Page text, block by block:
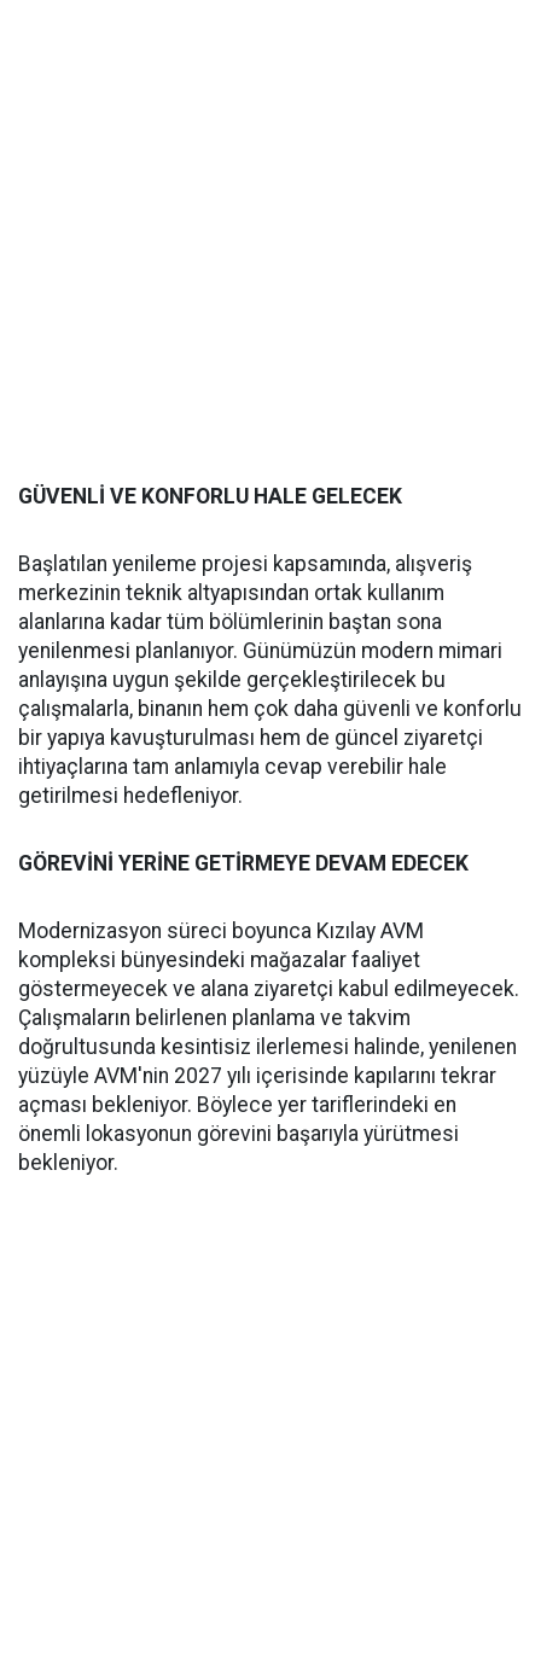
GÜVENLİ VE KONFORLU HALE GELECEK
Başlatılan yenileme projesi kapsamında, alışveriş
merkezinin teknik altyapısından ortak kullanım
alanlarına kadar tüm bölümlerinin baştan sona
yenilenmesi planlanıyor. Günümüzün modern mimari
anlayışına uygun şekilde gerçekleştirilecek bu
çalışmalarla, binanın hem çok daha güvenli ve konforlu
bir yapıya kavuşturulması hem de güncel ziyaretçi
ihtiyaçlarına tam anlamıyla cevap verebilir hale
getirilmesi hedefleniyor.
GÖREVİNİ YERİNE GETİRMEYE DEVAM EDECEK
Modernizasyon süreci boyunca Kızılay AVM
kompleksi bünyesindeki mağazalar faaliyet
göstermeyecek ve alana ziyaretçi kabul edilmeyecek.
Çalışmaların belirlenen planlama ve takvim
doğrultusunda kesintisiz ilerlemesi halinde, yenilenen
yüzüyle AVM'nin 2027 yılı içerisinde kapılarını tekrar
açması bekleniyor. Böylece yer tariflerindeki en
önemli lokasyonun görevini başarıyla yürütmesi
bekleniyor.